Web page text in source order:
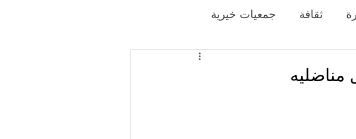
ثقافة جمعيات خيرية
مناضليه